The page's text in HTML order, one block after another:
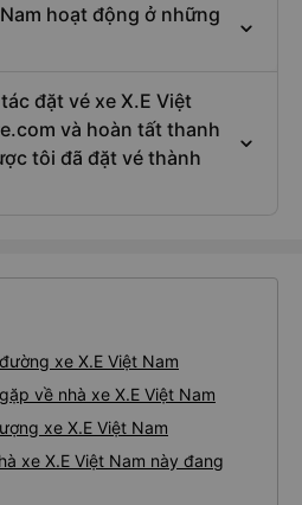
hoạt động ở những
đặt vé xe X.E Việt
và hoàn tất thanh
tôi đã đặt vé thành
xe X.E Việt Nam
về nhà xe X.E Việt Nam
xe X.E Việt Nam
xe X.E Việt Nam này đang